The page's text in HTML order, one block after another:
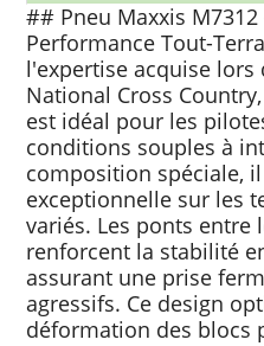
## Pneu Maxxis
Performance Tout-
l'expertise acquise lors
National Cross
est idéal pour les
conditions souples à
composition spéciale,
exceptionnelle sur les
variés. Les ponts entre
renforcent la stabilité
assurant une prise
agressifs. Ce design
déformation des blocs